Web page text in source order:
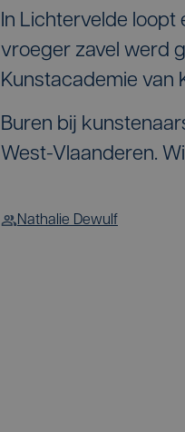
In Lichtervelde loopt
vroeger zavel werd
Kunstacademie van
Buren bij
West-Vlaanderen.
Nathalie Dewulf